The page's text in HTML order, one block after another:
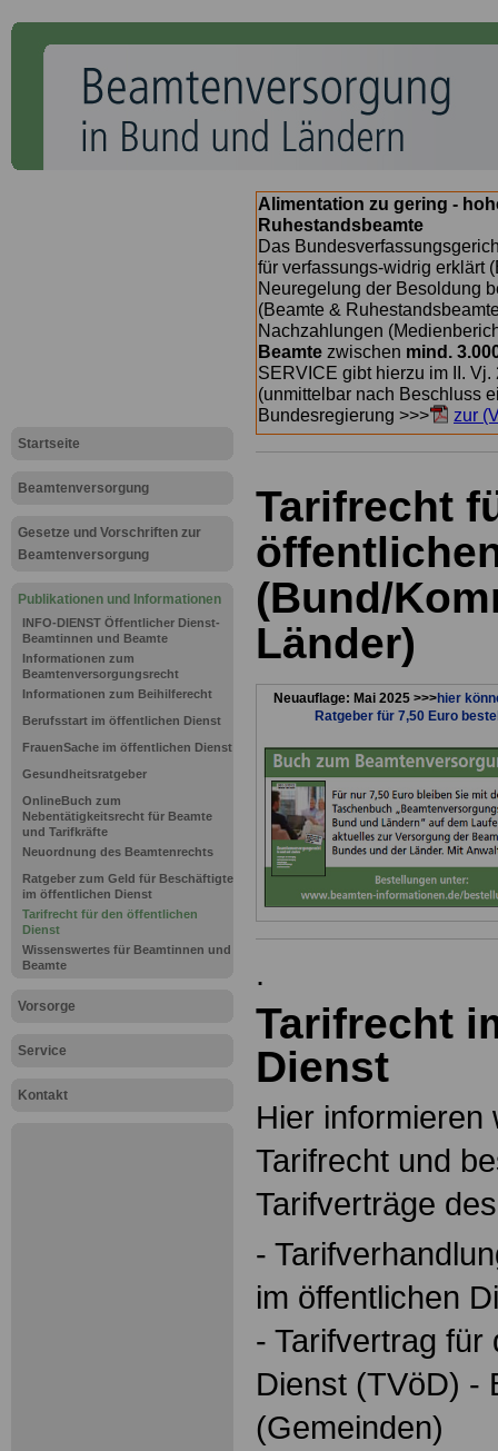
Startseite
Beamtenversorgung
Gesetze und Vorschriften zur
Beamtenversorgung
Publikationen und Informationen
INFO-DIENST Öffentlicher Dienst-
Beamtinnen und Beamte
Informationen zum
Beamtenversorgungsrecht
Informationen zum Beihilferecht
Berufsstart im öffentlichen Dienst
FrauenSache im öffentlichen Dienst
Gesundheitsratgeber
OnlineBuch zum
Nebentätigkeitsrecht für Beamte
und Tarifkräfte
Neuordnung des Beamtenrechts
Ratgeber zum Geld für Beschäftigte
im öffentlichen Dienst
Tarifrecht für den öffentlichen
Dienst
Wissenswertes für Beamtinnen und
Beamte
Vorsorge
Service
Kontakt
Alimentation zu gering -
Ruhestandsbeamte
Das
für verfassungs-widrig erklärt
Neuregelung der Besoldung
(Beamte &
Nachzahlungen
Beamte zwischen mind.
SERVICE gibt hierzu im II.
(unmittelbar nach Beschluss
Bundesregierung >>>
zur
Tarifrecht
(Bund/
Länder)
Neuauflage: Mai 2025 >>>hier
Ratgeber für 7,50 Euro
.
Tarifrecht
Dienst
Hier informieren
Tarifrecht und
Tarifverträge
-
im öffentlichen
- Tarifvertrag für
Dienst (TVöD) -
(Gemeinden)